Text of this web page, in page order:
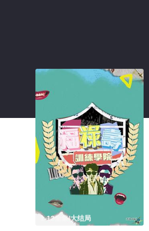
1-12全集/大结局